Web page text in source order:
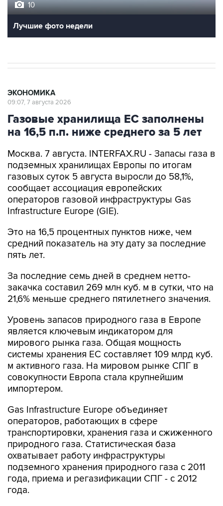
10
Лучшие фото недели
ЭКОНОМИКА
09:07, 7 августа 2026
Газовые хранилища ЕС заполнены
на 16,5 п.п. ниже среднего за 5 лет
Москва. 7 августа. INTERFAX.RU - Запасы газа в
подземных хранилищах Европы по итогам
газовых суток 5 августа выросли до 58,1%,
сообщает ассоциация европейских
операторов газовой инфраструктуры Gas
Infrastructure Europe (GIE).
Это на 16,5 процентных пунктов ниже, чем
средний показатель на эту дату за последние
пять лет.
За последние семь дней в среднем нетто-
закачка составил 269 млн куб. м в сутки, что на
21,6% меньше среднего пятилетнего значения.
Уровень запасов природного газа в Европе
является ключевым индикатором для
мирового рынка газа. Общая мощность
системы хранения ЕС составляет 109 млрд куб.
м активного газа. На мировом рынке СПГ в
совокупности Европа стала крупнейшим
импортером.
Gas Infrastructure Europe объединяет
операторов, работающих в сфере
транспортировки, хранения газа и сжиженного
природного газа. Статистическая база
охватывает работу инфраструктуры
подземного хранения природного газа с 2011
года, приема и регазификации СПГ - с 2012
года.